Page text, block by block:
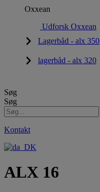
Oxxean
Udforsk Oxxean
Lagerbåd - alx 350
lagerbåd - alx 320
Søg
Søg
Kontakt
ALX 16